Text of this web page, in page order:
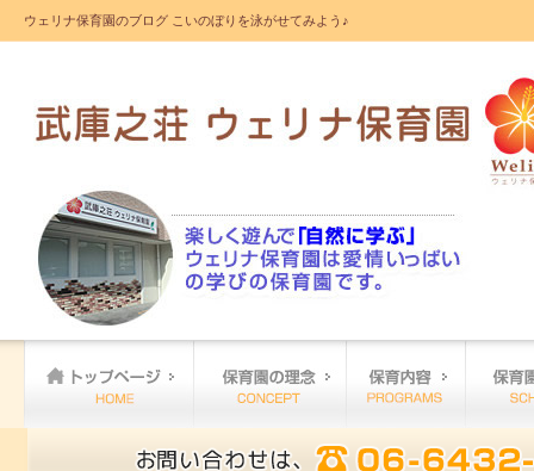
ウェリナ保育園のブログ こいのぼりを泳がせてみよう♪